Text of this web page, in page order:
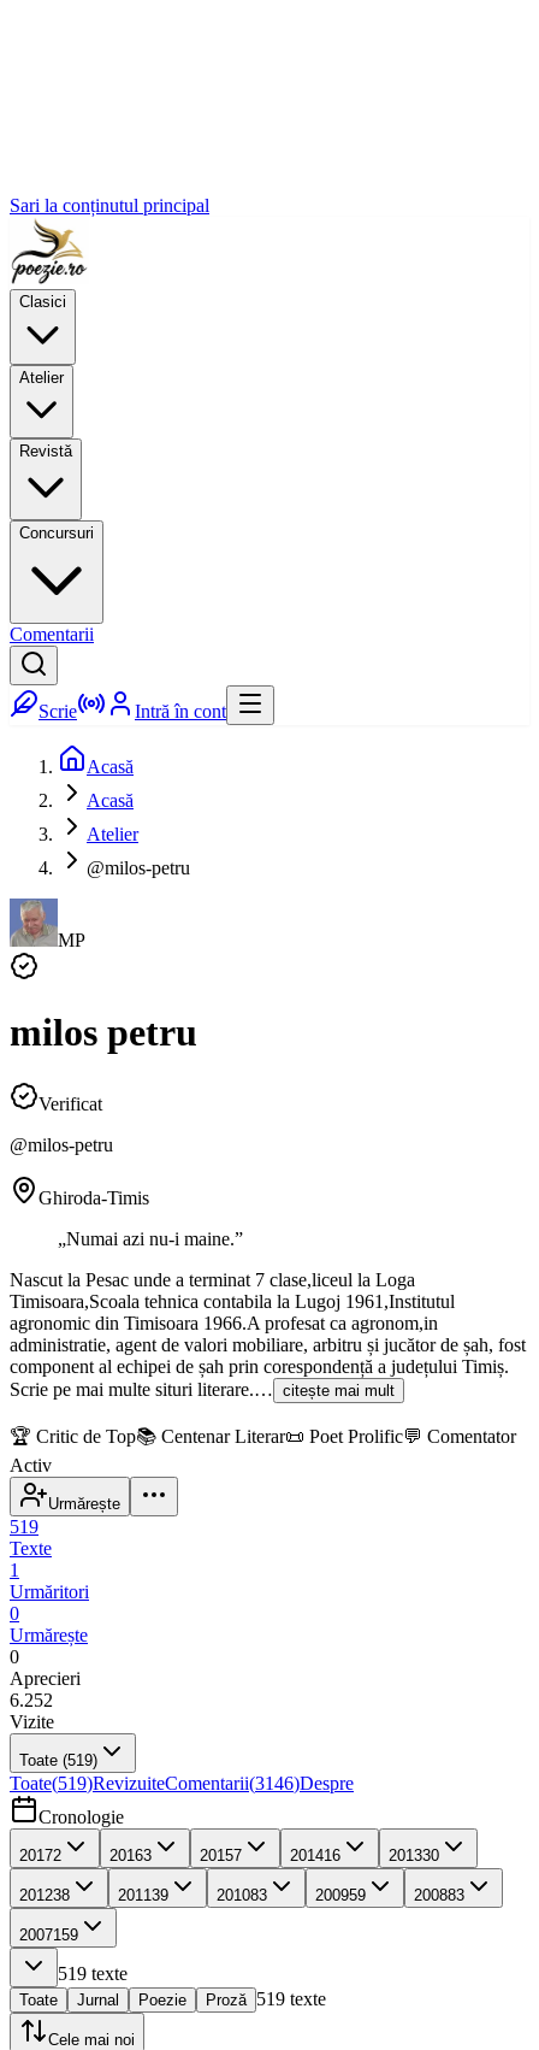
Sari la conținutul principal
Clasici
Atelier
Revistă
Concursuri
Comentarii
Scrie Intră în cont
Acasă
Acasă
Atelier
@milos-petru
MP
milos petru
Verificat
@milos-petru
Ghiroda-Timis
„Numai azi nu-i maine.”
Nascut la Pesac unde a terminat 7 clase,liceul la Loga
Timisoara,Scoala tehnica contabila la Lugoj 1961,Institutul
agronomic din Timisoara 1966.A profesat ca agronom,in
administratie, agent de valori mobiliare, arbitru și jucător de șah, fost
component al echipei de șah prin corespondență a județului Timiș.
Scrie pe mai multe situri literare.… citește mai mult
🏆 Critic de Top📚 Centenar Literar📜 Poet Prolific💬 Comentator
Activ
Urmărește
519
Texte
1
Urmăritori
0
Urmărește
0
Aprecieri
6.252
Vizite
Toate (519)
Toate(519)RevizuiteComentarii(3146)Despre
Cronologie
20172 20163 20157 201416 201330
201238 2011 39 201083 200959 200883
2007159
519 texte
Toate Jurnal Poezie Proză 519 texte
Cele mai noi